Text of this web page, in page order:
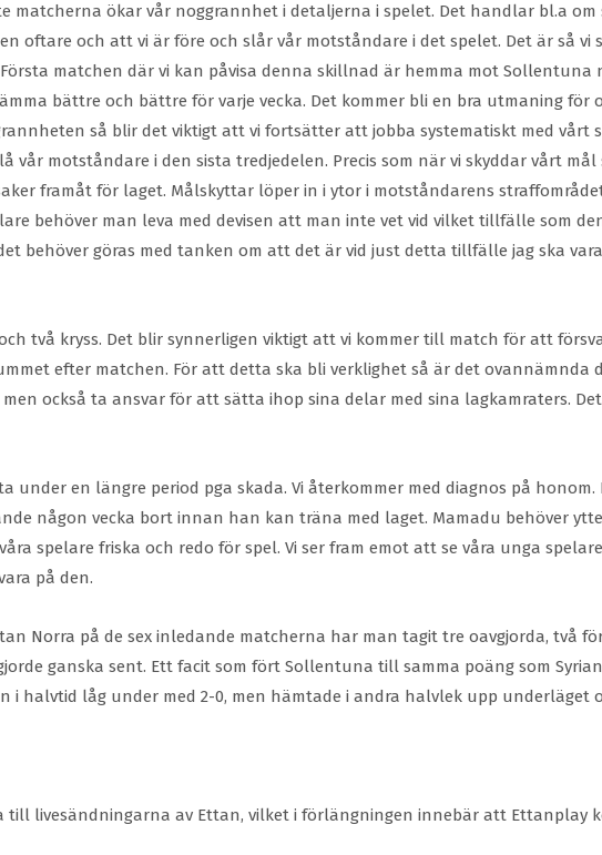
matcherna ökar vår noggrannhet i detaljerna i spelet. Det handlar bl.a
oftare och att vi är före och slår vår motståndare i det spelet. Det är så vi
matchen där vi kan påvisa denna skillnad är hemma mot
bättre och bättre för varje vecka. Det kommer bli en bra utmaning för
så blir det viktigt att vi fortsätter att jobba systematiskt med vårt
motståndare i den sista tredjedelen. Precis som när vi skyddar vårt
framåt för laget. Målskyttar löper in i ytor i motståndarens
behöver man leva med devisen att man inte vet vid vilket tillfälle som
behöver göras med tanken om att det är vid just detta tillfälle jag ska
två kryss. Det blir synnerligen viktigt att vi kommer till match för att
efter matchen. För att detta ska bli verklighet så är det ovannämnda
också ta ansvar för att sätta ihop sina delar med sina lagkamraters.
under en längre period pga skada. Vi återkommer med diagnos på
någon vecka bort innan han kan träna med laget. Mamadu behöver
spelare friska och redo för spel. Vi ser fram emot att se våra unga
på den.
Norra på de sex inledande matcherna har man tagit tre oavgjorda, två
ganska sent. Ett facit som fört Sollentuna till samma poäng som
i halvtid låg under med 2-0, men hämtade i andra halvlek upp underläget
livesändningarna av Ettan, vilket i förlängningen innebär att Ettanplay